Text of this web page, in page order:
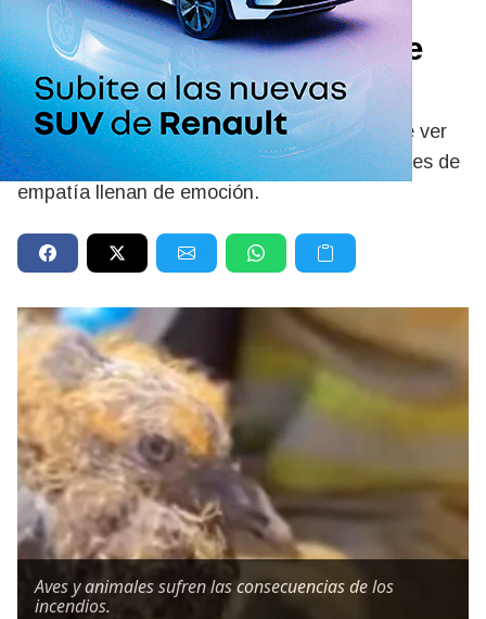
encontró un pichón
debilitado por el fuego y le
dio de beber
Mirá el video. Dentro de la enorme tristeza de ver
arder los bosques cordilleranos, estas actitudes de
empatía llenan de emoción.
Aves y animales sufren las consecuencias de los
incendios.